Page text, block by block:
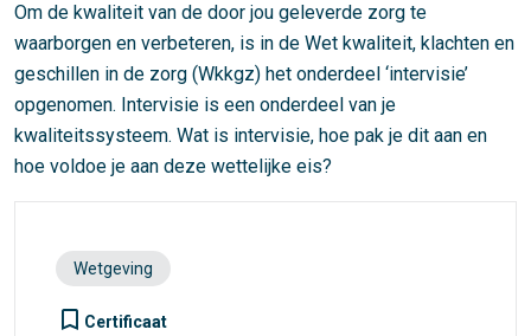
Om de kwaliteit van de door jou geleverde zorg te
waarborgen en verbeteren, is in de Wet kwaliteit, klachten en
geschillen in de zorg (Wkkgz) het onderdeel ‘intervisie’
opgenomen. Intervisie is een onderdeel van je
kwaliteitssysteem. Wat is intervisie, hoe pak je dit aan en
hoe voldoe je aan deze wettelijke eis?
Wetgeving
turned_in_not Certificaat